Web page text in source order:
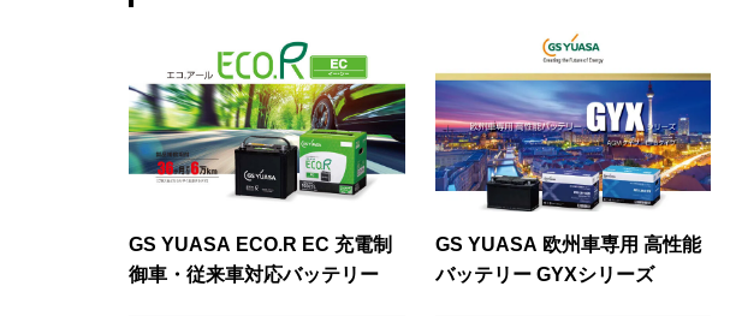
GS YUASA ECO.R EC 充電制
御車・従来車対応バッテリー
GS YUASA 欧州車専用 高性能
バッテリー GYXシリーズ